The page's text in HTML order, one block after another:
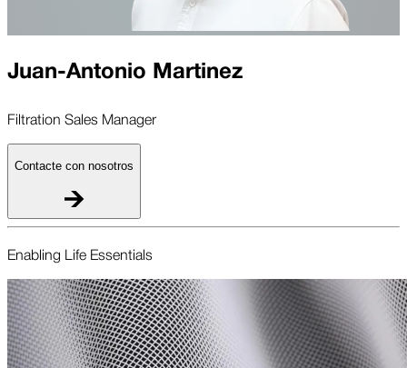
Juan-Antonio Martinez
Filtration Sales Manager
Contacte con nosotros
Enabling Life Essent­ials